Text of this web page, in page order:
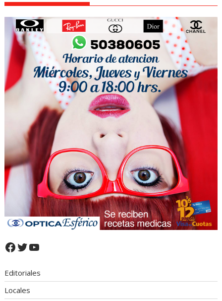
Facebook
Twitter
YouTube
Editoriales
Locales